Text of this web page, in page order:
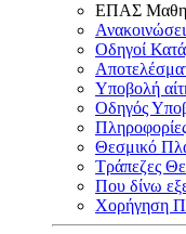
ΕΠΑΣ
Oδηγοί
Υποβολή
Οδηγός
Θεσμικό
Τράπεζες
Που δίνω
Χορήγηση